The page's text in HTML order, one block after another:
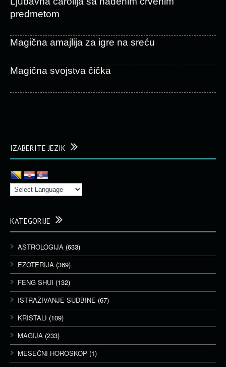
predmetom
Magična amajlija za igre na sreću
Magična svojstva čička
IZABERITE JEZIK
KATEGORIJE
ASTROLOGIJA (633)
EZOTERIJA (369)
FENG SHUI (132)
ISTRAŽIVANJE SUDBINE (67)
KRISTALI (109)
MAGIJA (233)
MESEČNI HOROSKOP (1)